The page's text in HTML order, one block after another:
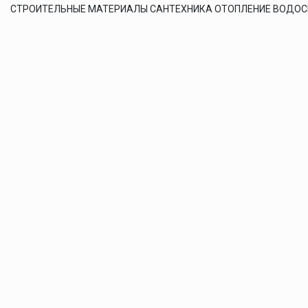
СТРОИТЕЛЬНЫЕ МАТЕРИАЛЫ САНТЕХНИКА ОТОПЛЕНИЕ